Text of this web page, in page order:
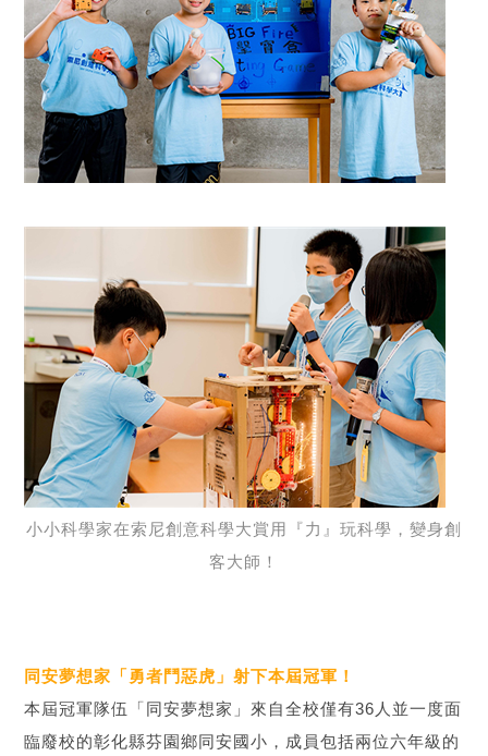
小小科學家在索尼創意科學大賞用『力』玩科學，變身創
客大師！
同安夢想家「勇者鬥惡虎」射下本屆冠軍！
本屆冠軍隊伍「同安夢想家」來自全校僅有36人並一度面
臨廢校的彰化縣芬園鄉同安國小，成員包括兩位六年級的